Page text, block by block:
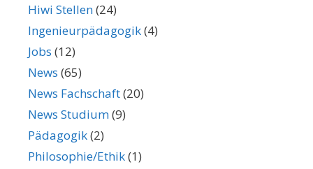
Hiwi Stellen(24)
Ingenieurpädagogik(4)
Jobs (12)
News (65)
News Fachschaft(20)
News Studium(9)
Pädagogik(2)
Philosophie/Ethik(1)